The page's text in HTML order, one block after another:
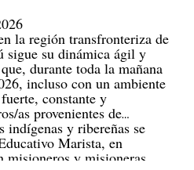
la región transfronteriza de
sigue su dinámica ágil y
durante toda la mañana
incluso con un ambiente
constante y
as provenientes de
y ribereñas se
Marista, en
y misioneras
[REPAM]